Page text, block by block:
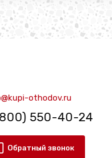
othodov.ru
550-40-24
Обратный звонок